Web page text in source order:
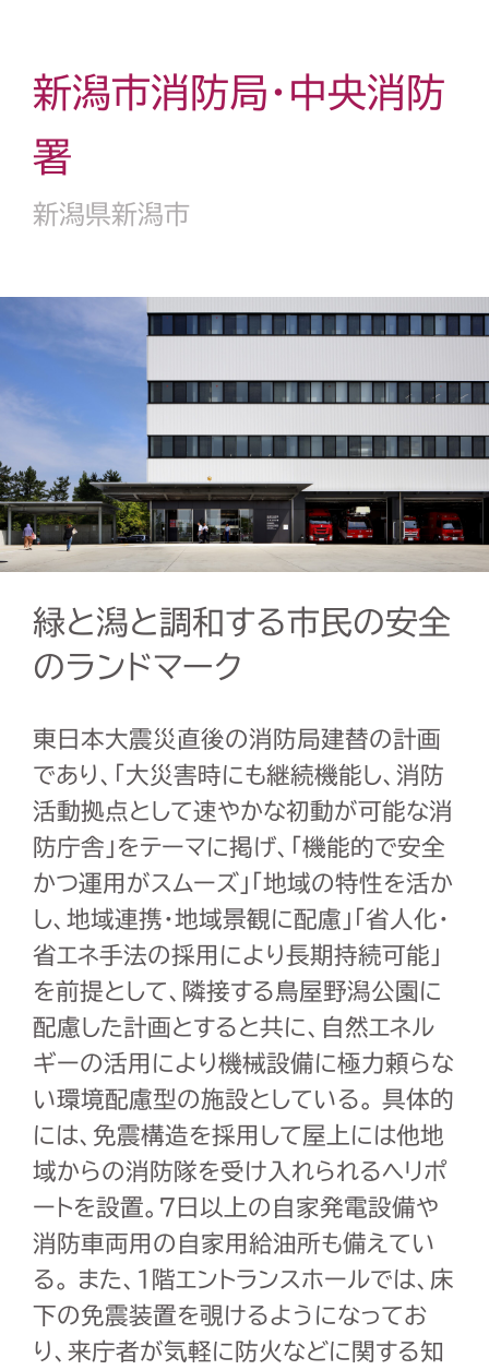
新潟市消防局・中央消防
署
新潟県新潟市
緑と潟と調和する市民の安全
のランドマーク
東日本大震災直後の消防局建替の計画
であり、「大災害時にも継続機能し、消防
活動拠点として速やかな初動が可能な消
防庁舎」をテーマに掲げ、「機能的で安全
かつ運用がスムーズ」「地域の特性を活か
し、地域連携・地域景観に配慮」「省人化・
省エネ手法の採用により長期持続可能」
を前提として、隣接する鳥屋野潟公園に
配慮した計画とすると共に、自然エネル
ギーの活用により機械設備に極力頼らな
い環境配慮型の施設としている。 具体的
には、免震構造を採用して屋上には他地
域からの消防隊を受け入れられるヘリポ
ートを設置。7日以上の自家発電設備や
消防車両用の自家用給油所も備えてい
る。 また、1階エントランスホールでは、床
下の免震装置を覗けるようになってお
り、来庁者が気軽に防火などに関する知